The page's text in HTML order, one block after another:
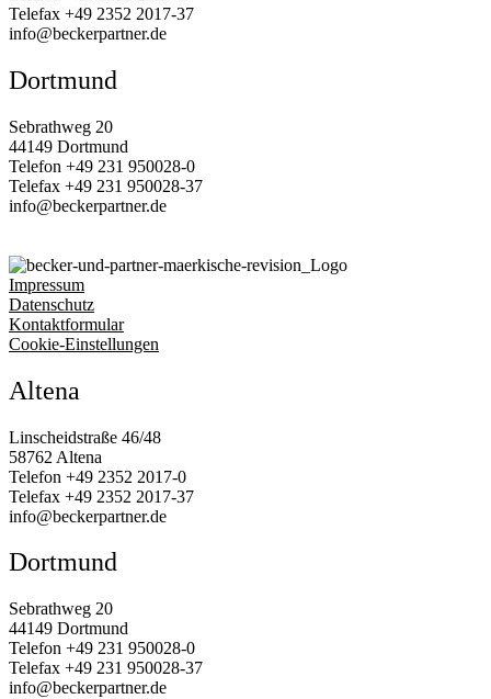
Telefax +49 2352 2017‑37
info@beckerpartner.de
Dortmund
Sebrathweg 20
44149 Dortmund
Telefon +49 231 950028‑0
Telefax +49 231 950028‑37
info@beckerpartner.de
Impressum
Datenschutz
Kontaktformular
Cookie-Einstellungen
Altena
Linscheidstraße 46/48
58762 Altena
Telefon +49 2352 2017‑0
Telefax +49 2352 2017‑37
info@beckerpartner.de
Dortmund
Sebrathweg 20
44149 Dortmund
Telefon +49 231 950028‑0
Telefax +49 231 950028-37
info@beckerpartner.de